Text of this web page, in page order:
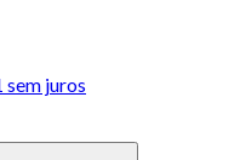
sem juros